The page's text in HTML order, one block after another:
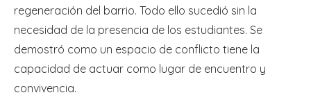
regeneración del barrio. Todo ello sucedió sin la
necesidad de la presencia de los estudiantes. Se
demostró como un espacio de conflicto tiene la
capacidad de actuar como lugar de encuentro y
convivencia.